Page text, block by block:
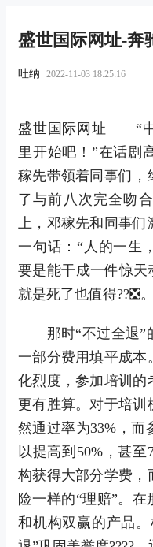
盛世国际网址-奔
吐纳 2022-11-03 18:25:16
盛世国际网址 “中
里开始吧！”在话剧
稼先带领着同事们，
了与前八次完全吻
上，邓稼先和同事
一句话：“人的一生
要是能干成一件惊天
就是死了也值得??❎
那时“不过全退”
一部分费用填平成本
化烈度，参加培训的
更有胜算。对于培训
然通过率为33%，而
以提高到50%，甚
构获得大部分学费，
险一样的“理赔”。在
和机构双赢的产品